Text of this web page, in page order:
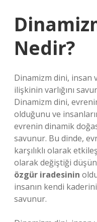
Nedir?
Dinamizm dini, insan
ilişkinin varlığını
Dinamizm dini,
olduğunu ve
evrenin dinamik
savunur. Bu dinde,
karşılıklı olarak
olarak değiştiği
özgür iradesinin
insanın kendi
savunur.